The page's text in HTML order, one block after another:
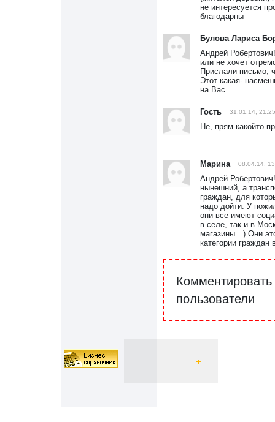
не интересуется
благодарны
Булова Лариса
Андрей
или не хочет
Прислали письмо,
Этот какая-
на Вас.
Гость 31.01.14,
Не, прям какойто
Марина 08.04.14,
Андрей
нынешний, а
граждан, для
надо дойти. У
они все имеют
в селе, так и в
магазины…) Они
категории граждан
Комментировать
пользователи